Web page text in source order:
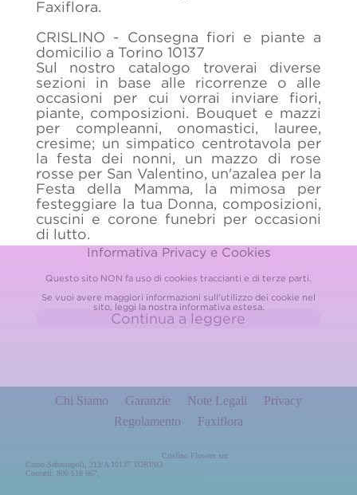
Faxiflora.
CRISLINO - Consegna fiori e piante a
domicilio a Torino 10137
Sul nostro catalogo troverai diverse
sezioni in base alle ricorrenze o alle
occasioni per cui vorrai inviare fiori,
piante, composizioni. Bouquet e mazzi
per compleanni, onomastici, lauree,
cresime; un simpatico centrotavola per
la festa dei nonni, un mazzo di rose
rosse per San Valentino, un'azalea per la
Festa della Mamma, la mimosa per
festeggiare la tua Donna, composizioni,
cuscini e corone funebri per occasioni
di lutto.
Continua a leggere
domicilio a Torino 10137
Inviare un fiore significa esprimere le
proprie emozioni senza bisogno di
parlare, ma con il linguaggio universale
Chi Siamo Garanzie Note Legali
Privacy
Regolamento
Faxiflora
Crislino Flowers snc
Corso Sebastopoli, 212/A 10137 TORINO
Contatti: 800 618 667,
Informativa Privacy e Cookies
Questo sito NON fa uso di cookies traccianti e di terze parti.
Se vuoi avere maggiori informazioni sull'utilizzo dei cookie nel
sito, leggi la nostra informativa estesa.